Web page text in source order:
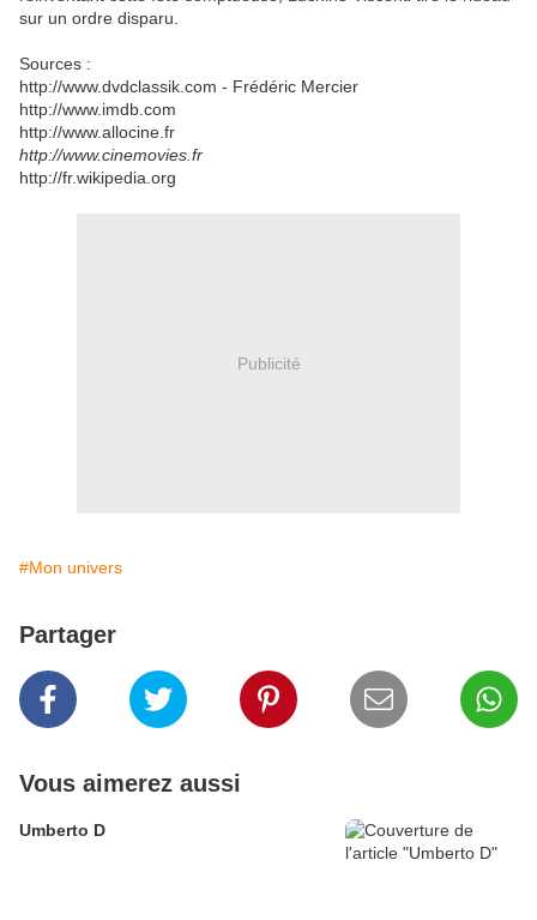
sur un ordre disparu.
Sources :
http://www.dvdclassik.com - Frédéric Mercier
http://www.imdb.com
http://www.allocine.fr
http://www.cinemovies.fr
http://fr.wikipedia.org
Publicité
#Mon univers
Partager
Vous aimerez aussi
Umberto D